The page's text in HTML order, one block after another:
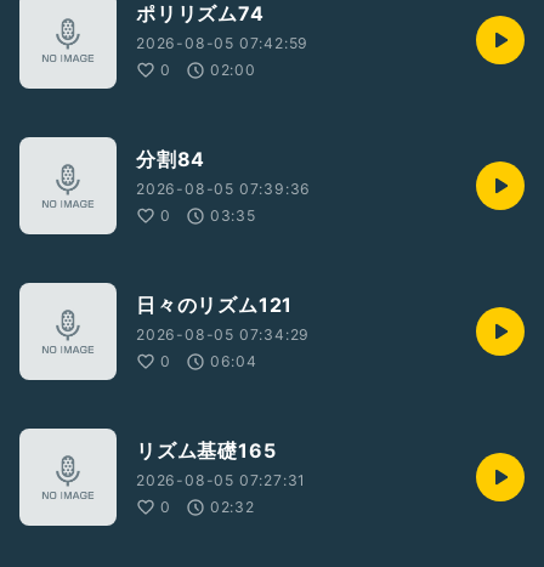
ポリリズム74
2026-08-05 07:42:59
0
02:00
分割84
2026-08-05 07:39:36
0
03:35
日々のリズム121
2026-08-05 07:34:29
0
06:04
リズム基礎165
2026-08-05 07:27:31
0
02:32